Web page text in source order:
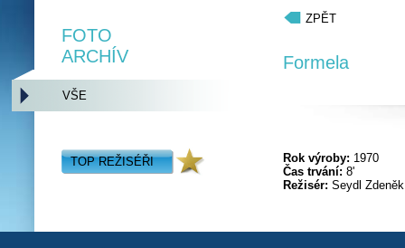
ZPĚT
Formela
Rok výroby: 1970
Čas trvání: 8'
Režisér: Seydl
FOTO
ARCHÍV
VŠE
TOP REŽISÉŘI